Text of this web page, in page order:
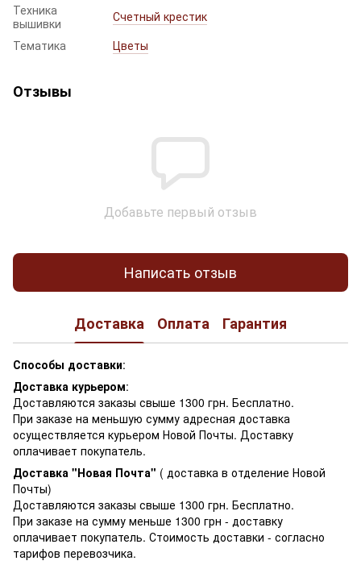
Техника
вышивки
Счетный крестик
Тематика
Цветы
Отзывы
Добавьте первый отзыв
Написать отзыв
Доставка Оплата Гарантия
Способы доставки:
Доставка курьером:
Доставляются заказы свыше 1300 грн. Бесплатно.
При заказе на меньшую сумму адресная доставка
осуществляется курьером Новой Почты. Доставку
оплачивает покупатель.
Доставка "Новая Почта" ( доставка в отделение Новой
Почты)
Доставляются заказы свыше 1300 грн. Бесплатно.
При заказе на сумму меньше 1300 грн - доставку
оплачивает покупатель. Стоимость доставки - согласно
тарифов перевозчика.